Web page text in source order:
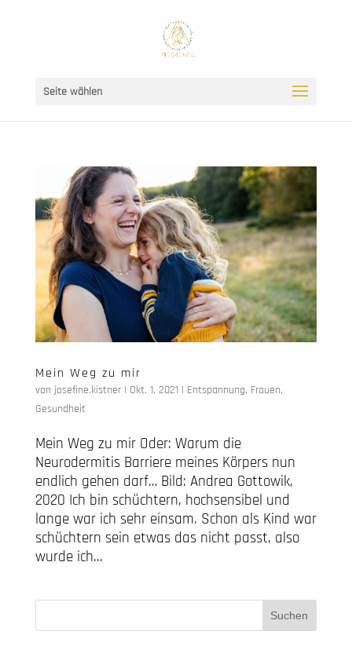
Seite wählen
Mein Weg zu mir
von josefine.kistner| Okt. 1, 2021| Entspannung, Frauen,
Gesundheit
Mein Weg zu mir Oder: Warum die
Neurodermitis Barriere meines Körpers nun
endlich gehen darf… Bild: Andrea Gottowik,
2020 Ich bin schüchtern, hochsensibel und
lange war ich sehr einsam. Schon als Kind war
schüchtern sein etwas das nicht passt, also
wurde ich...